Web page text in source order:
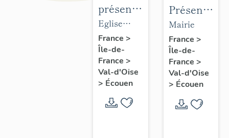
présentation
du
mobilier
de
l'église
d'Ecouen
Eglise
Saint-
Acceul
France >
Île-de-
France >
Val-d'Oise
> Écouen
du
mobilier
de la
mairie
d'Ecouen
Mairie
France >
Île-de-
France >
Val-d'Oise
> Écouen